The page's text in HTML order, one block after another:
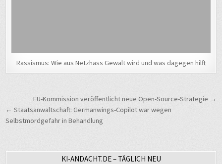
Rassismus: Wie aus Netzhass Gewalt wird und was dagegen hilft
Beitragsnavigation
EU-Kommission veröffentlicht neue Open-Source-Strategie →
← Staatsanwaltschaft: Germanwings-Copilot war wegen
Selbstmordgefahr in Behandlung
KI-ANDACHT.DE – TÄGLICH NEU